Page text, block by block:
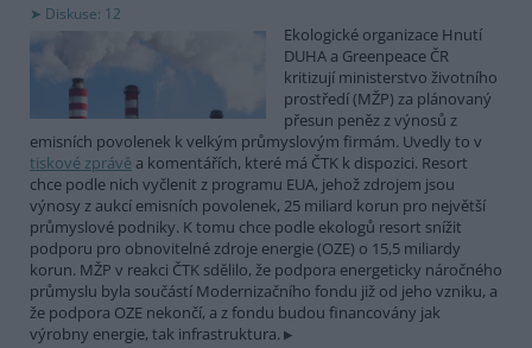
Diskuse: 12
Ekologické organizace Hnutí
DUHA a Greenpeace ČR
kritizují ministerstvo životního
prostředí (MŽP) za plánovaný
přesun peněz z výnosů z
emisních povolenek k velkým průmyslovým firmám. Uvedly to v
tiskové zprávě a komentářích, které má ČTK k dispozici. Resort
chce podle nich vyčlenit z programu EUA, jehož zdrojem jsou
výnosy z aukcí emisních povolenek, 25 miliard korun pro největší
průmyslové podniky. K tomu chce podle ekologů resort snížit
podporu pro obnovitelné zdroje energie (OZE) o 15,5 miliardy
korun. MŽP v reakci ČTK sdělilo, že podpora energeticky náročného
průmyslu byla součástí Modernizačního fondu již od jeho vzniku, a
že podpora OZE nekončí, a z fondu budou financovány jak
výrobny energie, tak infrastruktura.